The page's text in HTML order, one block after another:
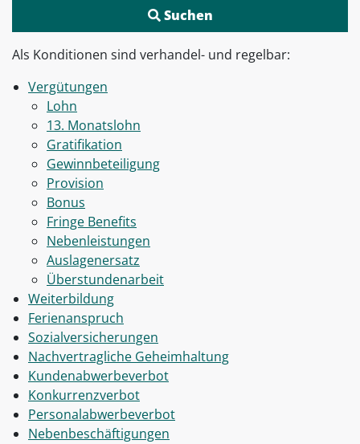
Als Konditionen sind verhandel- und regelbar:
Vergütungen
Lohn
13. Monatslohn
Gratifikation
Gewinnbeteiligung
Provision
Bonus
Fringe Benefits
Nebenleistungen
Auslagenersatz
Überstundenarbeit
Weiterbildung
Ferienanspruch
Sozialversicherungen
Nachvertragliche Geheimhaltung
Kundenabwerbeverbot
Konkurrenzverbot
Personalabwerbeverbot
Nebenbeschäftigungen